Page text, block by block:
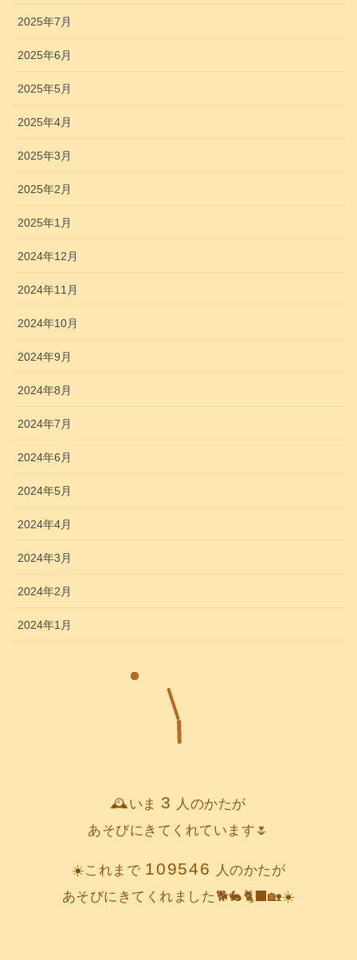
2025年7月
2025年6月
2025年5月
2025年4月
2025年3月
2025年2月
2025年1月
2024年12月
2024年11月
2024年10月
2024年9月
2024年8月
2024年7月
2024年6月
2024年5月
2024年4月
2024年3月
2024年2月
2024年1月
🕰️いま 3
人のかたが
あそびにきてくれています🌷
☀️これまで 109546
人のかたが
あそびにきてくれました🐕️🐇🐈‍⬛🏡☀️